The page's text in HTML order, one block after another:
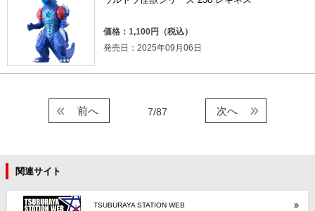
価格：1,100円（税込）
発売日：2025年09月06日
7/87
前へ 次へ
関連サイト
TSUBURAYA STATION WEB